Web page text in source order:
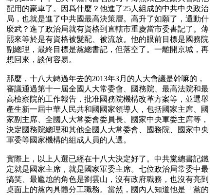
配用的豪車了。因爲什麼？他進了25人組成的中共中央政治
局，也就是進了中共國最高決策層。高升了如願了，還動什
麼武？進了政治局就有資格到直轄市重慶當市委書記了。薄
熙來等於是有資格被髮配、被流放。他的眼前目標是國務院
副總理，最終目標是黨總書記，但落空了。一離開京城，再
想回來，談何容易。
那麼，十八大轉過年去的2013年3月的人大會議是幹嘛的，
審議通過第十一屆全國人大常委會、國務院、最高法院和最
高檢察院的工作報告，批准國務院機構改革方案等，並選舉
產生新一屆中華人民共和國國家領導人，包括國家主席、國
家副主席、全國人大常委會委員長、國家中央軍委主席等，
決定國務院總理和其他全國人大常委會、國務院、國家中央
軍委等國家機構的組成人員的人選。
實際上，以上人選已經在十八大決定好了。中共黨總書記鐵
定就是國家主席，就是國家軍委主席。七位政治局常委中最
搞笑、最尷尬的角色是劉雲山，沒有政府職務，也沒有亮到
桌面上的黨內具體分工職務。當然，國內人知道他是「黨的